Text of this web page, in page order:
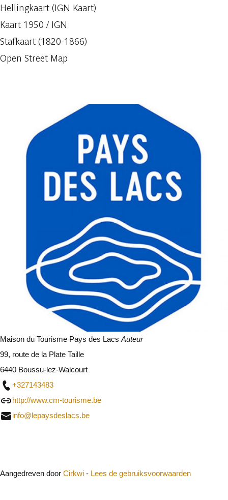
Hellingkaart (IGN Kaart)
Kaart 1950 / IGN
Stafkaart (1820-1866)
Open Street Map
Maison du Tourisme Pays des Lacs Auteur
99, route de la Plate Taille
6440 Boussu-lez-Walcourt
+327143483
http://www.cm-tourisme.be
info@lepaysdeslacs.be
Aangedreven door Cirkwi - Lees de gebruiksvoorwaarden